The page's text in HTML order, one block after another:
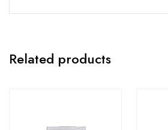
Related products